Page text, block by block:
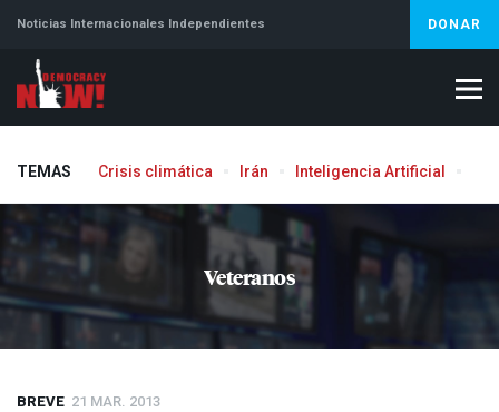
Noticias Internacionales Independientes DONAR
TEMAS Crisis climática Irán Inteligencia Artificial
Veteranos
BREVE 21 MAR. 2013